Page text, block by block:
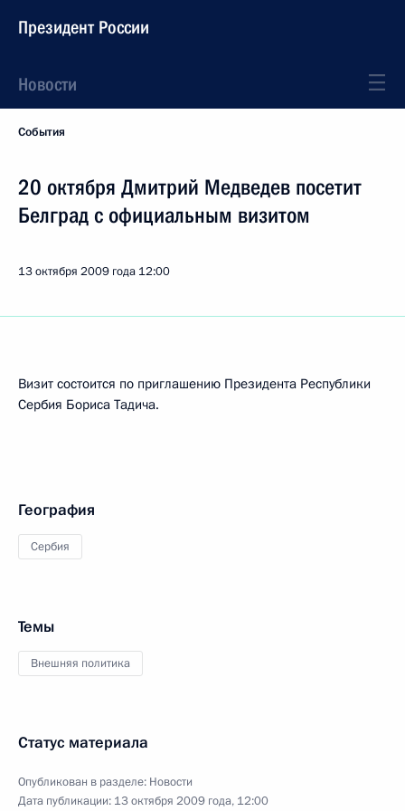
Президент России
Новости
События
20 октября Дмитрий Медведев посетит
Белград с официальным визитом
13 октября 2009 года 12:00
Визит состоится по приглашению Президента Республики
Сербия Бориса Тадича.
География
Сербия
Темы
Внешняя политика
Статус материала
Опубликован в разделе: Новости
Дата публикации: 13 октября 2009 года, 12:00